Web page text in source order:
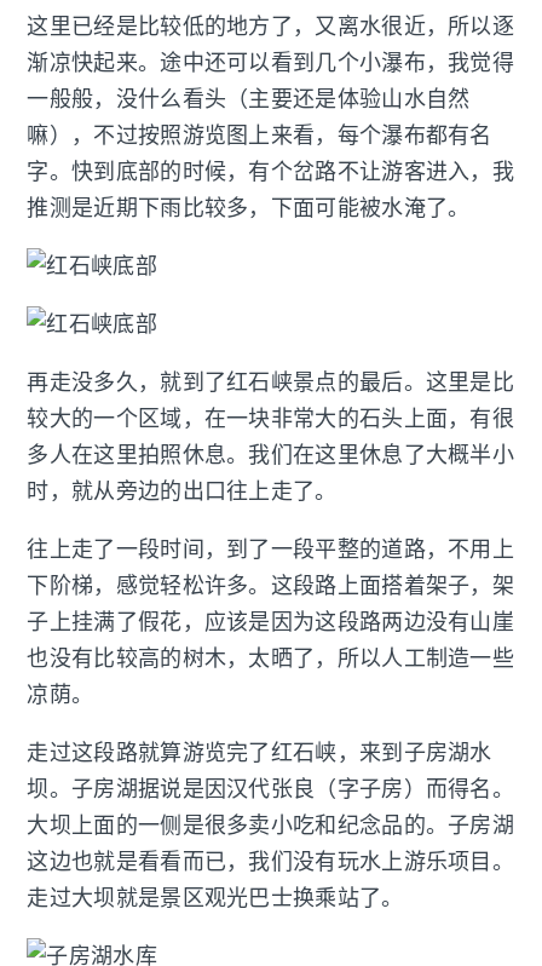
这里已经是比较低的地方了，又离水很近，所以逐
渐凉快起来。途中还可以看到几个小瀑布，我觉得
一般般，没什么看头（主要还是体验山水自然
嘛），不过按照游览图上来看，每个瀑布都有名
字。快到底部的时候，有个岔路不让游客进入，我
推测是近期下雨比较多，下面可能被水淹了。
再走没多久，就到了红石峡景点的最后。这里是比
较大的一个区域，在一块非常大的石头上面，有很
多人在这里拍照休息。我们在这里休息了大概半小
时，就从旁边的出口往上走了。
往上走了一段时间，到了一段平整的道路，不用上
下阶梯，感觉轻松许多。这段路上面搭着架子，架
子上挂满了假花，应该是因为这段路两边没有山崖
也没有比较高的树木，太晒了，所以人工制造一些
凉荫。
走过这段路就算游览完了红石峡，来到子房湖水
坝。子房湖据说是因汉代张良（字子房）而得名。
大坝上面的一侧是很多卖小吃和纪念品的。子房湖
这边也就是看看而已，我们没有玩水上游乐项目。
走过大坝就是景区观光巴士换乘站了。